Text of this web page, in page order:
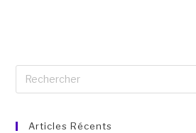
Articles Récents